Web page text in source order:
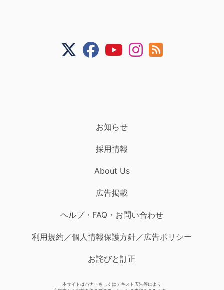
お知らせ
採用情報
About Us
広告掲載
ヘルプ・FAQ・お問い合わせ
利用規約／個人情報保護方針／広告ポリシー
お詫びと訂正
本サイトはバナーもしくはテキスト広告等により